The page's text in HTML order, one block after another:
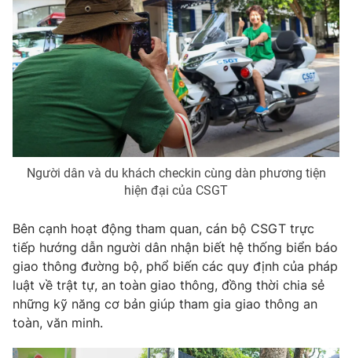
® Cấm sao chép dưới mọi hình thức nếu không có sự chấp
thông tin từ website này.
Người dân và du khách checkin cùng dàn phương tiện
hiện đại của CSGT
Bên cạnh hoạt động tham quan, cán bộ CSGT trực
tiếp hướng dẫn người dân nhận biết hệ thống biển báo
giao thông đường bộ, phổ biến các quy định của pháp
luật về trật tự, an toàn giao thông, đồng thời chia sẻ
những kỹ năng cơ bản giúp tham gia giao thông an
toàn, văn minh.